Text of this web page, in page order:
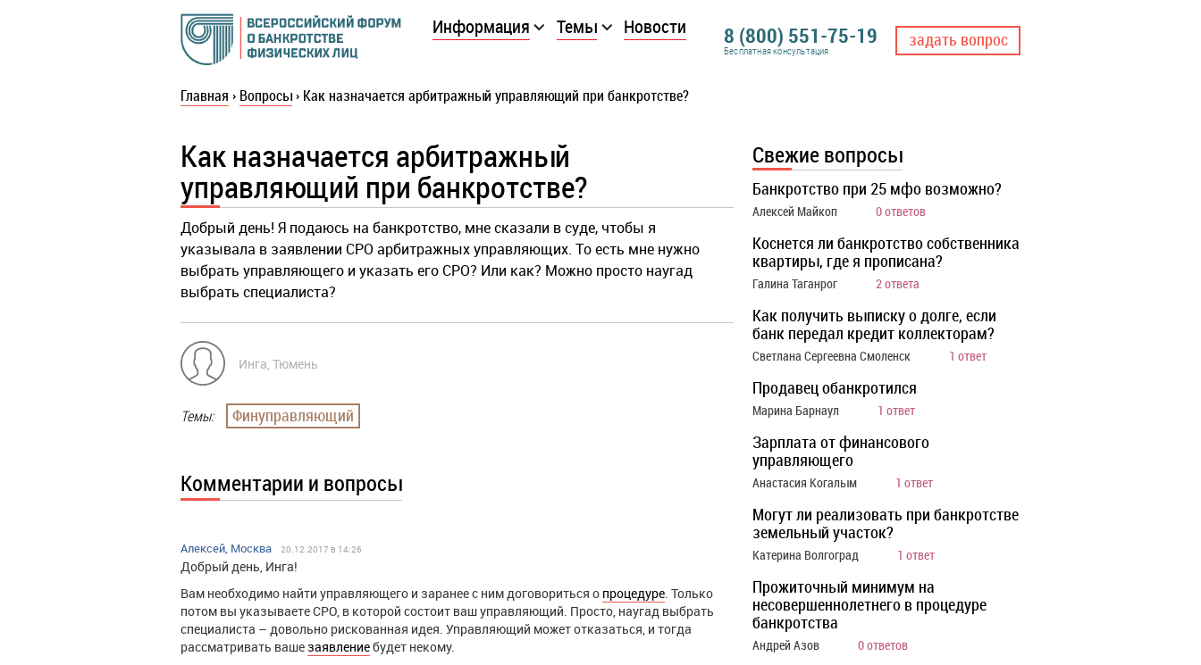
Информация Темы Новости 8 (800) 551-75-19
Бесплатная консультация
задать вопрос
Главная › Вопросы › Как назначается арбитражный управляющий при банкротстве?
Как назначается арбитражный
управляющий при банкротстве?
Добрый день! Я подаюсь на банкротство, мне сказали в суде, чтобы я
указывала в заявлении СРО арбитражных управляющих. То есть мне нужно
выбрать управляющего и указать его СРО? Или как? Можно просто наугад
выбрать специалиста?
Инга, Тюмень
Темы: Финуправляющий
Комментарии и вопросы
Алексей, Москва 20.12.2017 в 14:26
Добрый день, Инга!
Вам необходимо найти управляющего и заранее с ним договориться о процедуре. Только
потом вы указываете СРО, в которой состоит ваш управляющий. Просто, наугад выбрать
специалиста – довольно рискованная идея. Управляющий может отказаться, и тогда
рассматривать ваше заявлениебудет некому.
Свежие вопросы
Банкротство при 25 мфо возможно?
Алексей Майкоп 0 ответов
Коснется ли банкротство собственника
квартиры, где я прописана?
Галина Таганрог 2 ответа
Как получить выписку о долге, если
банк передал кредит коллекторам?
Светлана Сергеевна Смоленск 1 ответ
Продавец обанкротился
Марина Барнаул 1 ответ
Зарплата от финансового
управляющего
Анастасия Когалым 1 ответ
Могут ли реализовать при банкротстве
земельный участок?
Катерина Волгоград 1 ответ
Прожиточный минимум на
несовершеннолетнего в процедуре
банкротства
Андрей Азов 0 ответов